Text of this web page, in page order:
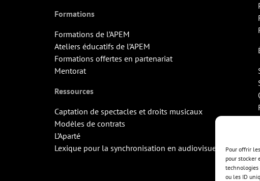
Pour offrir
pour stocker
technologies
ou les ID
Formations
Formations de l’APEM
Ateliers éducatifs de l’APEM
Formations offertes en partenariat
Mentorat
Ressources
Captation de spectacles et droits musicaux
Modèles de contrats
L’Aparté
Lexique pour la synchronisation en audiovisuel